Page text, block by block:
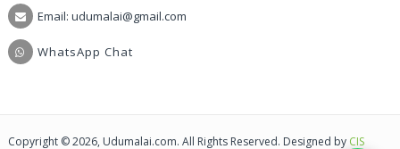
Email: udumalai@gmail.com
WhatsApp Chat
Copyright © 2026, Udumalai.com. All Rights Reserved. Designed by CIS